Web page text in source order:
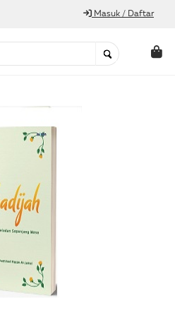
Masuk / Daftar